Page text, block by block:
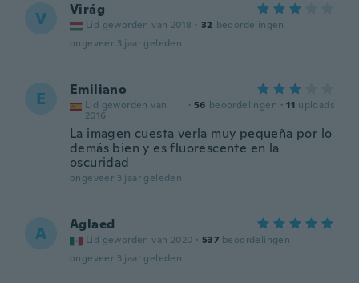
V Virág
Lid geworden van 2018 · 32 beoordelingen
ongeveer 3 jaar geleden
E Emiliano
Lid geworden van
2016
· 56 beoordelingen · 11 uploads
La imagen cuesta verla muy pequeña por lo
demás bien y es fluorescente en la
oscuridad
ongeveer 3 jaar geleden
A Aglaed
Lid geworden van 2020 · 537 beoordelingen
ongeveer 3 jaar geleden